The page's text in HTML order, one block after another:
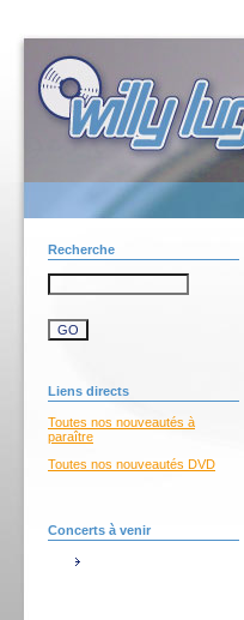
Recherche
Liens directs
Toutes nos nouveautés à
paraître
Toutes nos nouveautés DVD
Concerts à venir